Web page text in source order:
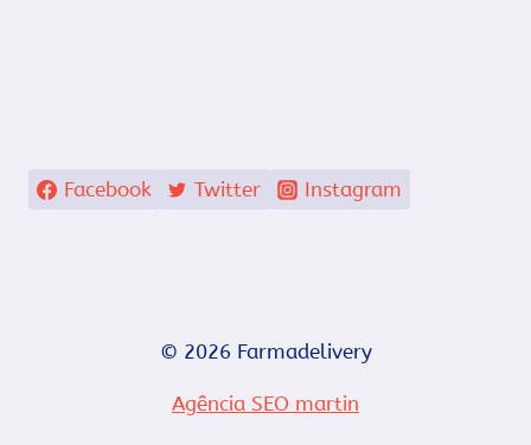
Facebook Twitter Instagram
© 2026 Farmadelivery
Agência SEO martin